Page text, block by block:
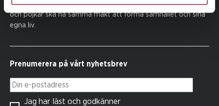
Jämställdhetsmyndigheten för att kvinnor och män, flickor
och pojkar ska ha samma makt att forma samhället och sina
egna liv.
Prenumerera på vårt nyhetsbrev
Din e-postadress
Jag har läst och godkänner